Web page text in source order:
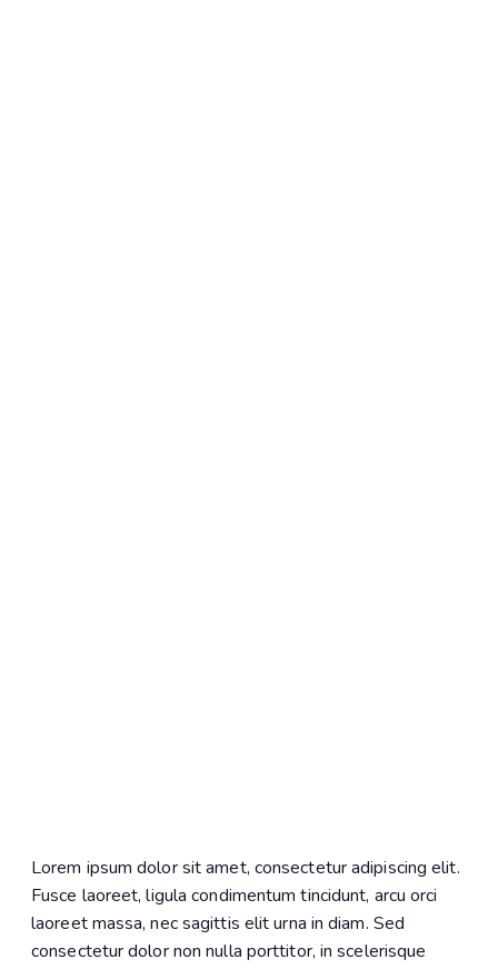
Lorem ipsum dolor sit amet, consectetur adipiscing elit.
Fusce laoreet, ligula condimentum tincidunt, arcu orci
laoreet massa, nec sagittis elit urna in diam. Sed
consectetur dolor non nulla porttitor, in scelerisque